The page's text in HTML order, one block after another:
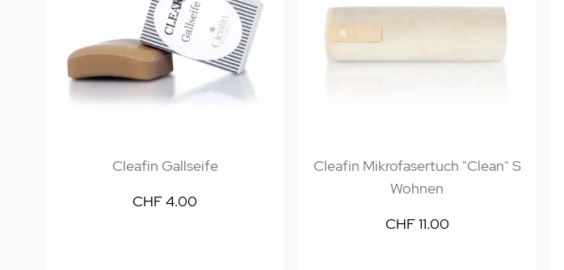
Cleafin Gallseife
CHF 4.00
Cleafin Mikrofasertuch "Clean" S
Wohnen
CHF 11.00